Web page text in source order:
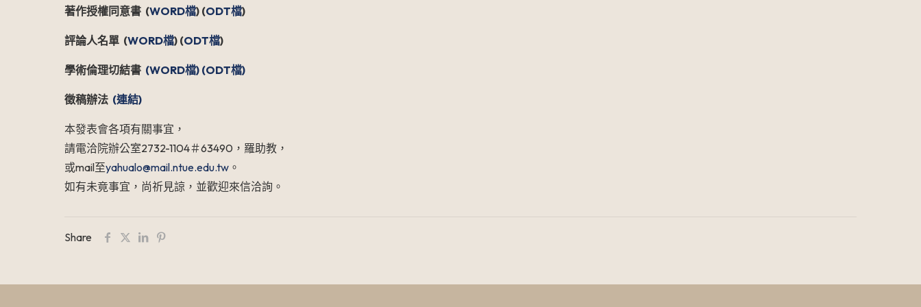
著作授權同意書(WORD檔) (ODT檔)
評論人名單(WORD檔) (ODT檔)
學術倫理切結書 (WORD檔) (ODT檔)
徵稿辦法 (連結)
本發表會各項有關事宜，
請電洽院辦公室2732-1104＃63490，羅助教，
或mail至yahualo@mail.ntue.edu.tw。
如有未竟事宜，尚祈見諒，並歡迎來信洽詢。
Share